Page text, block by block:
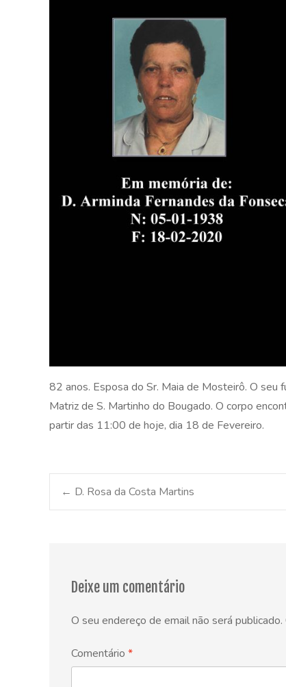
82 anos. Esposa do Sr. Maia de Mosteirô. O
Matriz de S. Martinho do Bougado. O corpo
partir das 11:00 de hoje, dia 18 de Fevereiro.
Post
← D. Rosa da Costa Martins
Deixe um comentário
O seu endereço de email não será publicado.
Comentário *